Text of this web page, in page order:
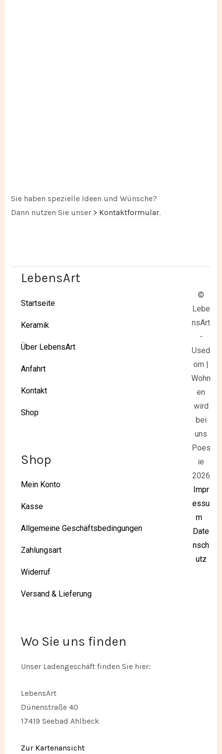
Sie haben spezielle Ideen und Wünsche?
Dann nutzen Sie unser > Kontaktformular.
LebensArt
Startseite
Keramik
Über LebensArt
Anfahrt
Kontakt
Shop
Shop
Mein Konto
Kasse
Allgemeine Geschäftsbedingungen
Zahlungsart
Widerruf
Versand & Lieferung
Wo Sie uns finden
Unser Ladengeschäft finden Sie hier:
LebensArt
Dünenstraße 40
17419 Seebad Ahlbeck
Zur Kartenansicht
©
Lebe
nsArt
-
Used
om |
Wohn
en
wird
bei
uns
Poes
ie
2026
Impr
essu
m
Date
nsch
utz